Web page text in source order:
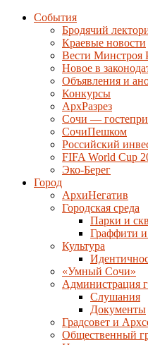
События
Бродячий
Краевые новости
Вести Минстроя
Новое в
Объявления и
Конкурсы
АрхРазрез
Сочи —
СочиПешком
Российский
FIFA World Cup
Эко-Берег
Город
АрхиНегатив
Городская среда
Парки и
Граффити и
Культура
«Умный Сочи»
Администрация
Слушания
Документы
Градсовет и
Общественный